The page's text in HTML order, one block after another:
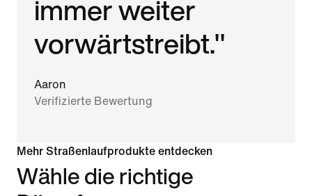
immer weiter
vorwärtstreibt."
Aaron
Verifizierte Bewertung
Mehr Straßenlaufprodukte entdecken
Wähle die richtige